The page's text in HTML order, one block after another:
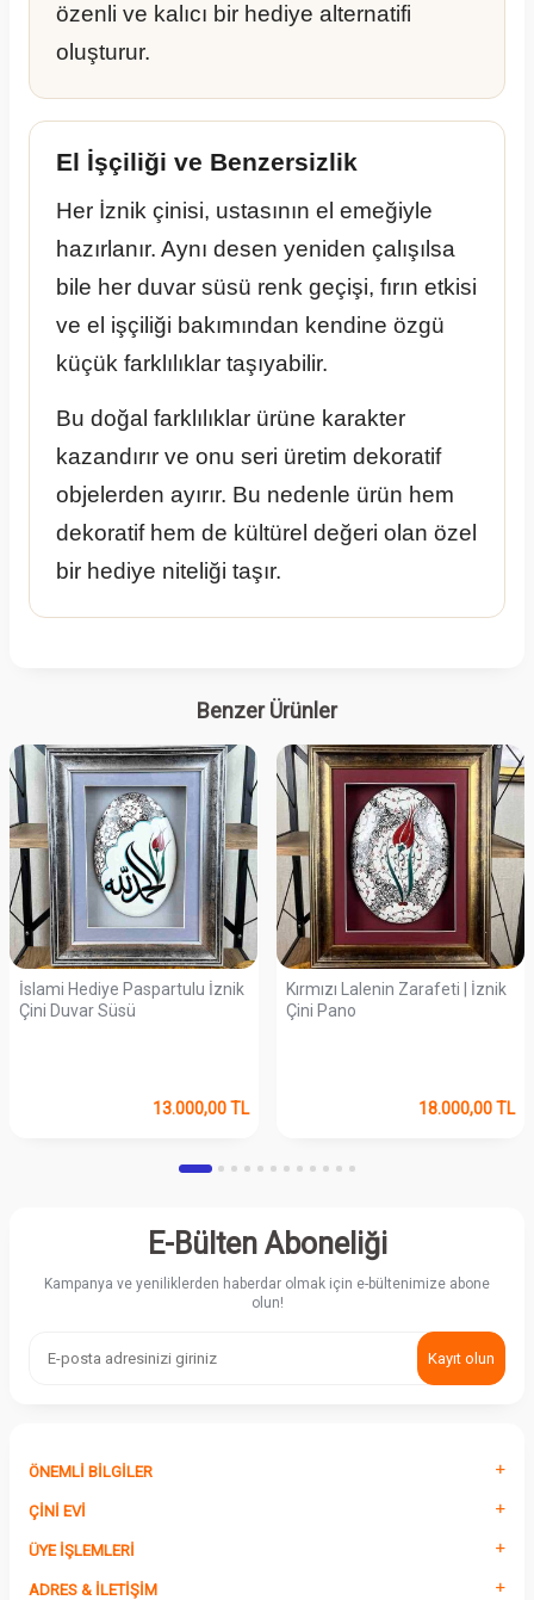
özenli ve kalıcı bir hediye alternatifi
oluşturur.
El İşçiliği ve Benzersizlik
Her İznik çinisi, ustasının el emeğiyle
hazırlanır. Aynı desen yeniden çalışılsa
bile her duvar süsü renk geçişi, fırın etkisi
ve el işçiliği bakımından kendine özgü
küçük farklılıklar taşıyabilir.
Bu doğal farklılıklar ürüne karakter
kazandırır ve onu seri üretim dekoratif
objelerden ayırır. Bu nedenle ürün hem
dekoratif hem de kültürel değeri olan özel
bir hediye niteliği taşır.
Benzer Ürünler
İslami Hediye Paspartulu İznik
Çini Duvar Süsü
13.000,00TL
Kırmızı Lalenin Zarafeti | İznik
Çini Pano
18.000,00TL
E-Bülten Aboneliği
Kampanya ve yeniliklerden haberdar olmak için e-bültenimize abone
olun!
Kayıt olun
ÖNEMLI BILGILER
ÇINI EVI
ÜYE İŞLEMLERI
ADRES & İLETIŞIM